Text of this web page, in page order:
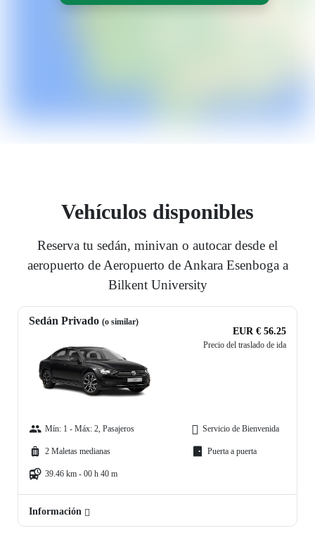
Vehículos disponibles
Reserva tu sedán, minivan o autocar desde el
aeropuerto de Aeropuerto de Ankara Esenboga a
Bilkent University
Sedán Privado (o similar)
EUR € 56.25
Precio del traslado de ida
Mín: 1 - Máx: 2, Pasajeros
2 Maletas medianas
39.46 km - 00 h 40 m
Servicio de Bienvenida
Puerta a puerta
Información